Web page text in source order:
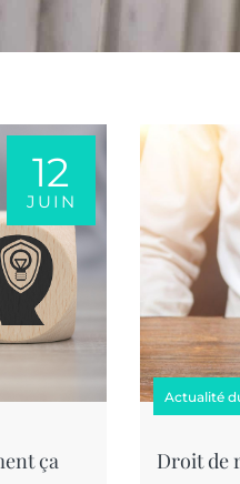
12
JUIN
ça
Actualité
Droit de